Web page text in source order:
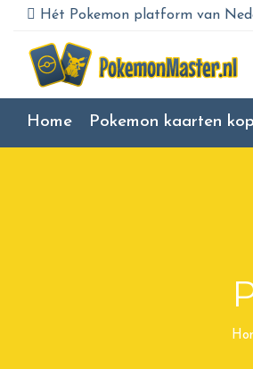
Hét Pokemon platform van
Home Pokemon kaarten